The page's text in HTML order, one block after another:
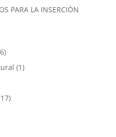
PARA LA INSERCIÓN
(1)